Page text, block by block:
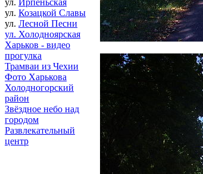
ул. Ирпеньская
ул. Козацкой Славы
ул. Лесной Песни
ул. Холодноярская
Харьков - видео
прогулка
Трамваи из Чехии
Фото Харькова
Холодногорский
район
Звёздное небо над
городом
Развлекательный
центр